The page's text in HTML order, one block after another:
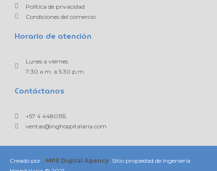
Política de privacidad
Condiciones del comercio
Horario de atención
Lunes a viernes
7:30 a.m. a 5:30 p.m.
Contáctanos
+57 4 4480155
ventas@inghospitalaria.com
Creado por MPE Digital Agency. Sitio propiedad de Ingeniería